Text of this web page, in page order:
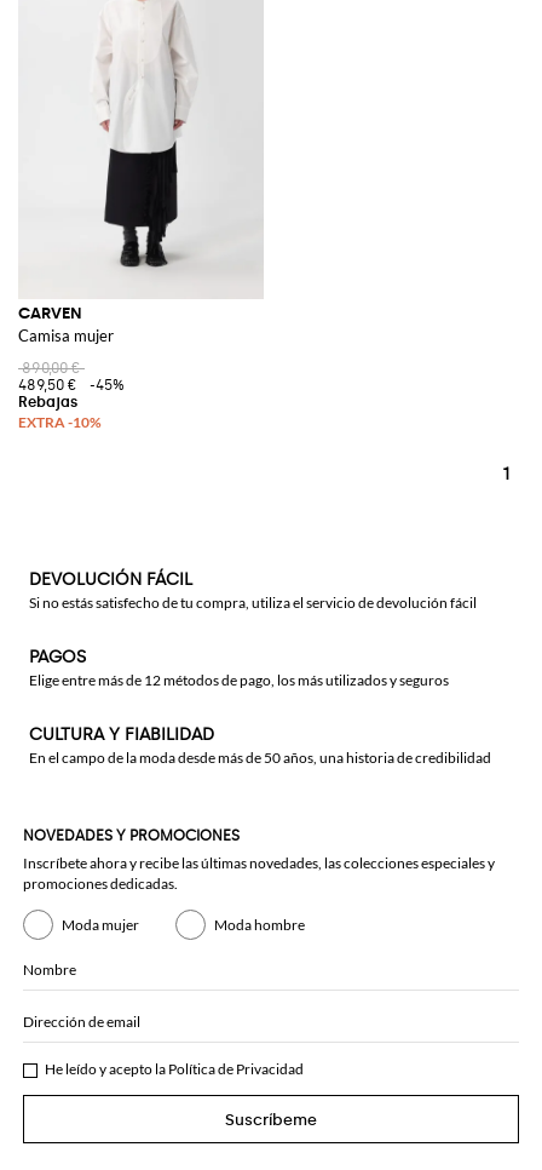
CARVEN
Camisa mujer
890,00 €
489,50 €
-45%
1
DEVOLUCIÓN FÁCIL
Si no estás satisfecho de tu compra, utiliza el servicio de devolución fácil
PAGOS
Elige entre más de 12 métodos de pago, los más utilizados y seguros
CULTURA Y FIABILIDAD
En el campo de la moda desde más de 50 años, una historia de credibilidad
NOVEDADES Y PROMOCIONES
Inscríbete ahora y recibe las últimas novedades, las colecciones especiales y
promociones dedicadas.
Moda mujer Moda hombre
Nombre
Dirección de email
He leído y acepto la Política de Privacidad
Suscríbeme